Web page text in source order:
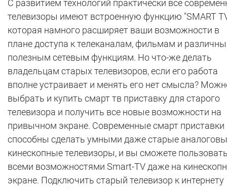
С развитием технологий практически все
телевизоры имеют встроенную функцию "SMART
которая намного расширяет ваши возможности в
плане доступа к телеканалам, фильмам и
полезным сетевым функциям. Но что-же делать
владельцам старых телевизоров, если его работа
вполне устраивает и менять его нет смысла?
выбрать и купить смарт тв приставку для старого
телевизора и получить все новые возможности на
привычном экране. Современные смарт приставки
способны сделать умными даже старые
кинескопные телевизоры, и вы сможете
всеми возможностями Smart-TV даже на
экране. Подключить старый телевизор к интернету